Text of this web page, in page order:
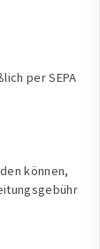
per SEPA
können,